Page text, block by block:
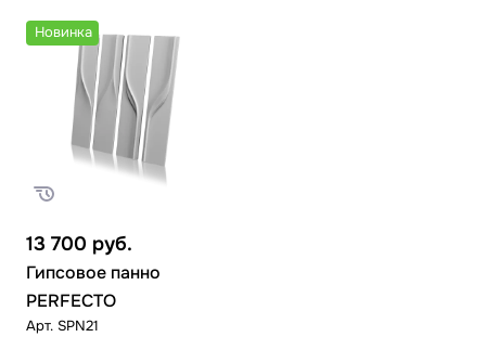
Новинка
13 700 руб.
Гипсовое панно
PERFECTO
Арт. SPN21